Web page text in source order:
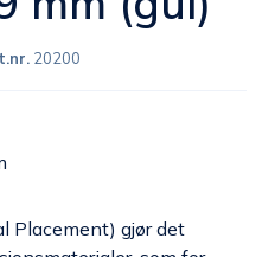
20200
Placement) gjør det